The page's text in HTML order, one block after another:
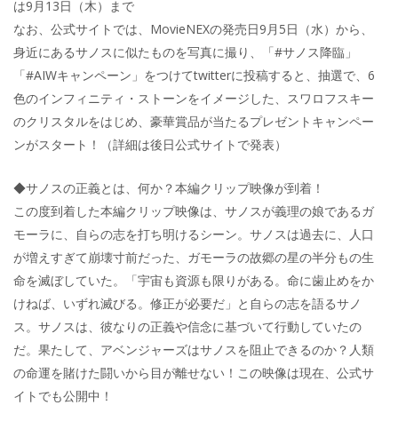
は9月13日（木）まで
なお、公式サイトでは、MovieNEXの発売日9月5日（水）から、
身近にあるサノスに似たものを写真に撮り、「#サノス降臨」
「#AIWキャンペーン」をつけてtwitterに投稿すると、抽選で、6
色のインフィニティ・ストーンをイメージした、スワロフスキー
のクリスタルをはじめ、豪華賞品が当たるプレゼントキャンペー
ンがスタート！（詳細は後日公式サイトで発表）
◆サノスの正義とは、何か？本編クリップ映像が到着！
この度到着した本編クリップ映像は、サノスが義理の娘であるガ
モーラに、自らの志を打ち明けるシーン。サノスは過去に、人口
が増えすぎて崩壊寸前だった、ガモーラの故郷の星の半分もの生
命を滅ぼしていた。「宇宙も資源も限りがある。命に歯止めをか
けねば、いずれ滅びる。修正が必要だ」と自らの志を語るサノ
ス。サノスは、彼なりの正義や信念に基づいて行動していたの
だ。果たして、アベンジャーズはサノスを阻止できるのか？人類
の命運を賭けた闘いから目が離せない！この映像は現在、公式サ
イトでも公開中！